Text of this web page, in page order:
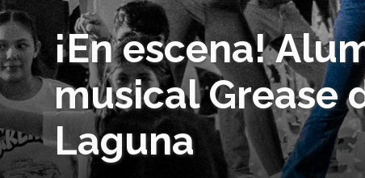
¡En escena!
musical Grease
Laguna